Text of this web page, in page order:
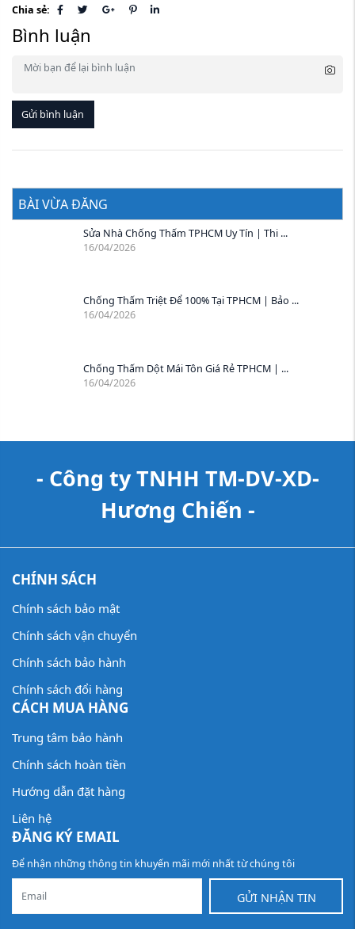
Chia sẻ:
Bình luận
Gửi bình luận
BÀI VỪA ĐĂNG
Sửa Nhà Chống Thấm TPHCM Uy Tín | Thi ...
16/04/2026
Chống Thấm Triệt Để 100% Tại TPHCM | Bảo ...
16/04/2026
Chống Thấm Dột Mái Tôn Giá Rẻ TPHCM | ...
16/04/2026
- Công ty TNHH TM-DV-XD-
Hương Chiến -
CHÍNH SÁCH
Chính sách bảo mật
Chính sách vận chuyển
Chính sách bảo hành
Chính sách đổi hàng
CÁCH MUA HÀNG
Trung tâm bảo hành
Chính sách hoàn tiền
Hướng dẫn đặt hàng
Liên hệ
ĐĂNG KÝ EMAIL
Để nhận những thông tin khuyến mãi mới nhất từ chúng tôi
GỬI NHẬN TIN